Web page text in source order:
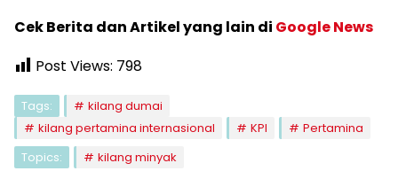
Cek Berita dan Artikel yang lain di Google News
Post Views: 798
Tags:
kilang dumai
kilang pertamina internasional
KPI
Pertamina
Topics:
kilang minyak